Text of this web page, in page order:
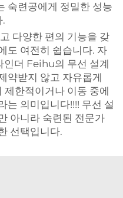
숙련공에게 정밀한 성능
.
다양한 편의 기능을 갖
도 여전히 쉽습니다. 자
인더 Feihu의 무선 설계
약받지 않고 자유롭게
제한적이거나 이동 중에
는 의미입니다!!!! 무선 설
아니라 숙련된 전문가
선택입니다.